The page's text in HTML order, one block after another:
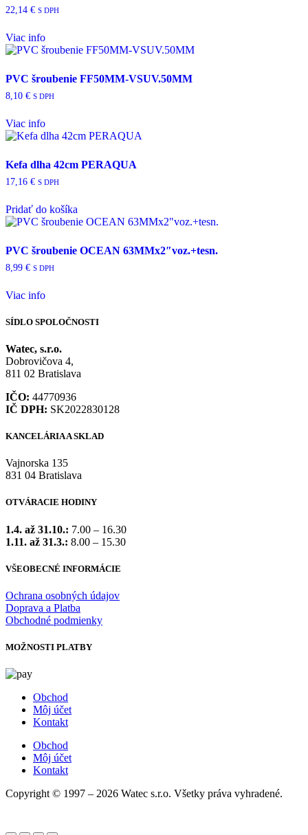
22,14 € S DPH
Viac info
PVC šroubenie FF50MM-VSUV.50MM
8,10 € S DPH
Viac info
Kefa dlha 42cm PERAQUA
17,16 € S DPH
Pridať do košíka
PVC šroubenie OCEAN 63MMx2″voz.+tesn.
8,99 € S DPH
Viac info
SÍDLO SPOLOČNOSTI
Watec, s.r.o.
Dobrovičova 4,
811 02 Bratislava
IČO: 44770936
IČ DPH: SK2022830128
KANCELÁRIA A SKLAD
Vajnorska 135
831 04 Bratislava
OTVÁRACIE HODINY
1.4. až 31.10.: 7.00 – 16.30
1.11. až 31.3.: 8.00 – 15.30
VŠEOBECNÉ INFORMÁCIE
Ochrana osobných údajov
Doprava a Platba
Obchodné podmienky
MOŽNOSTI PLATBY
Obchod
Môj účet
Kontakt
Obchod
Môj účet
Kontakt
Copyright © 1997 – 2026 Watec s.r.o. Všetky práva vyhradené.